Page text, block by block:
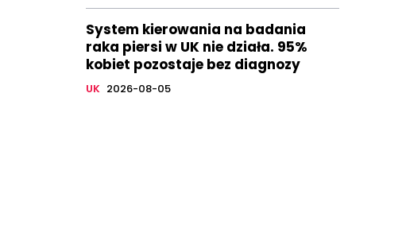
System kierowania na badania
raka piersi w UK nie działa. 95%
kobiet pozostaje bez diagnozy
UK 2026-08-05